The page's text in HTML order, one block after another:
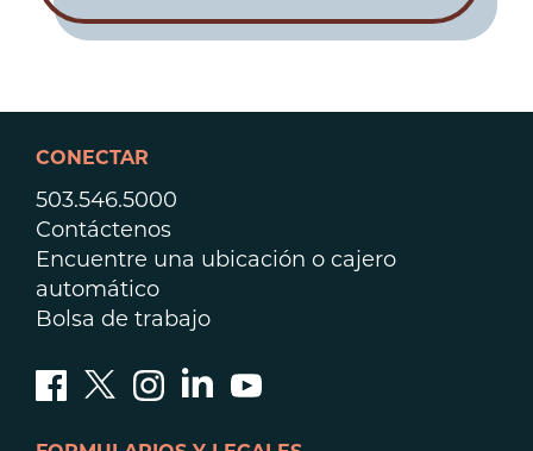
CONECTAR
503.546.5000
Contáctenos
Encuentre una ubicación o cajero
automático
Bolsa de trabajo